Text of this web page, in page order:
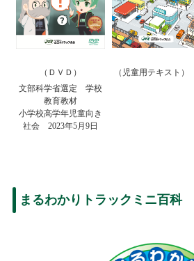
（ＤＶＤ）
文部科学省選定 学校
教育教材
小学校高学年児童向き
社会 2023年5月9日
（児童用テキスト）
まるわかりトラックミニ百科